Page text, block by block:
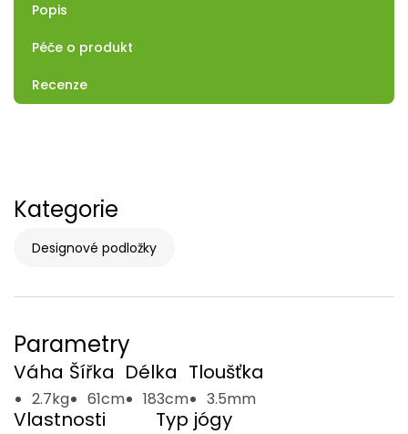
Popis
Péče o produkt
Recenze
Kategorie
Designové podložky
Parametry
Váha
2.7kg
Šířka
61cm
Délka
183cm
Tloušťka
3.5mm
Vlastnosti Typ jógy